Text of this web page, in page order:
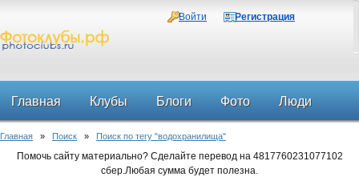
Войти Регистрация
Главная Клубы Блоги Фото Люди
Форум
Главная » Поиск » Поиск по тегу "водохранилища"
Помочь сайту материально? Сделайте перевод на 4817760231077102
сбер.Любая сумма будет полезна.